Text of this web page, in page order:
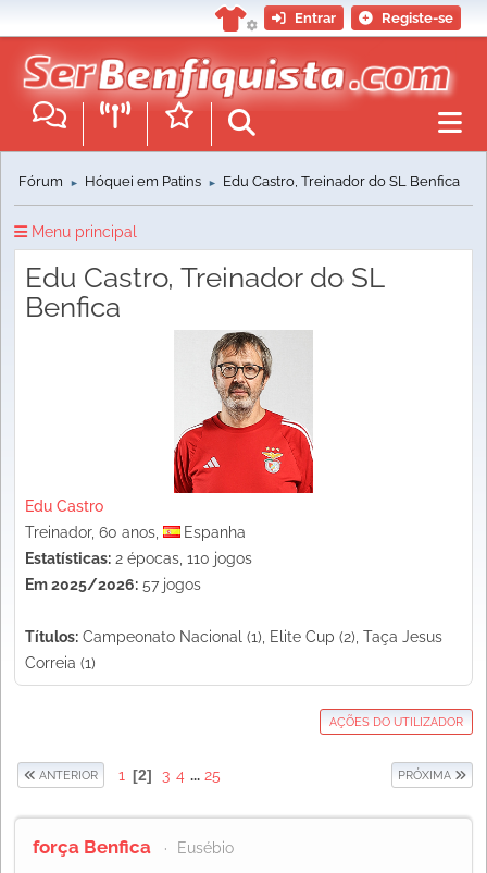
Entrar Registe-se
Fórum ► Hóquei em Patins ► Edu Castro, Treinador do SL Benfica
Menu principal
Edu Castro, Treinador do SL
Benfica
Edu Castro
Treinador, 60 anos,
Espanha
Estatísticas: 2 épocas, 110 jogos
Em 2025/2026: 57 jogos
Títulos: Campeonato Nacional (1), Elite Cup (2), Taça Jesus
Correia (1)
AÇÕES DO UTILIZADOR
ANTERIOR 1 2 3 4 ... 25 PRÓXIMA
força Benfica Eusébio